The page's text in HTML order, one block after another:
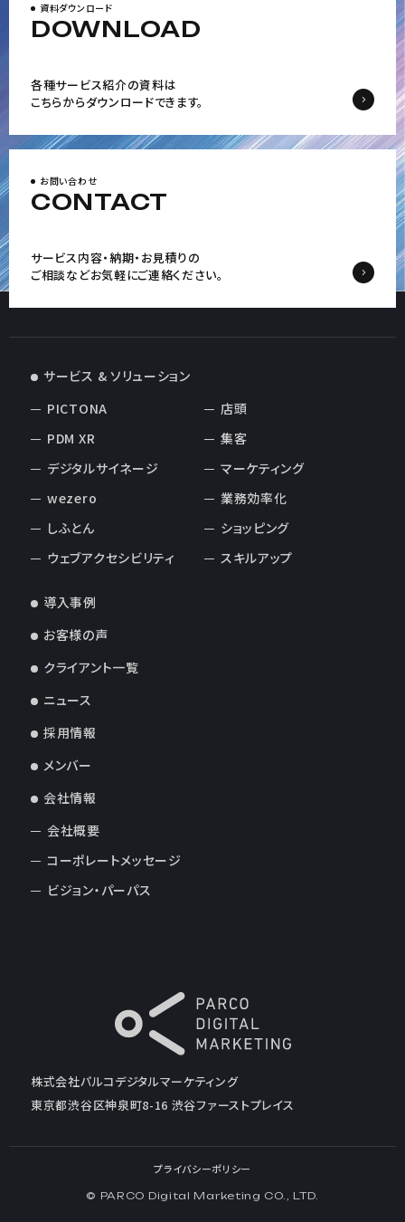
資料ダウンロード
DOWNLOAD
各種サービス紹介の資料は
こちらからダウンロードできます。
お問い合わせ
CONTACT
サービス内容・納期・お見積りの
ご相談などお気軽にご連絡ください。
株式会社パルコデジタルマーケティング
東京都渋谷区神泉町8-16 渋谷ファーストプレイス
サービス & ソリューション
PICTONA
PDM XR
デジタルサイネージ
wezero
しふとん
ウェブアクセシビリティ
店頭
集客
マーケティング
業務効率化
ショッピング
スキルアップ
導入事例
お客様の声
クライアント一覧
ニュース
採用情報
メンバー
会社情報
会社概要
コーポレートメッセージ
ビジョン・パーパス
プライバシーポリシー
© PARCO Digital Marketing CO., LTD.